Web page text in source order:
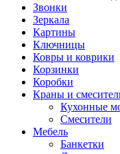
Звонки
Зеркала
Картины
Ключницы
Ковры и коврики
Корзинки
Коробки
Краны и
Кухонные
Смесители
Мебель
Банкетки